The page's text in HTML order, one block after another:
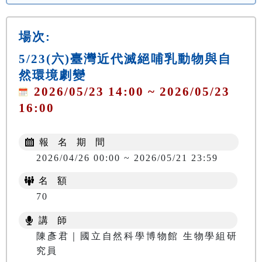
場次:
5/23(六)臺灣近代滅絕哺乳動物與自
然環境劇變
2026/05/23 14:00 ~ 2026/05/23
16:00
報 名 期 間
2026/04/26 00:00 ~ 2026/05/21 23:59
名 額
70
講 師
陳彥君｜國立自然科學博物館 生物學組研
究員